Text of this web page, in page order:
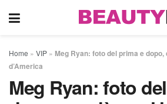
Home » VIP » Meg Ryan: foto del prima e dopo,
d’America
Meg Ryan: foto